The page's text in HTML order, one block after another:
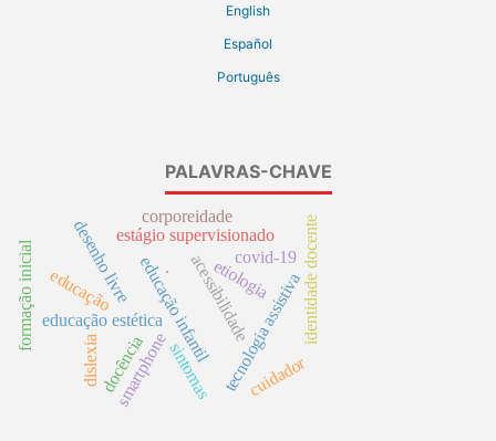
English
Español
Português
PALAVRAS-CHAVE
desenho livreeducação infantil
educação estética acessibilidade
tecnologia assistiva
dislexia smartphone
.
estágio supervisionado
formação inicial identidade docente
docência
corporeidade
etiologia
educação
cuidador
sintomas
covid-19